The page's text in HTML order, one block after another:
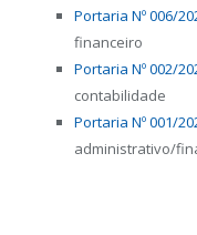
Portaria Nº 006/
financeiro
Portaria Nº 002/
contabilidade
Portaria Nº 001/
administrativo/